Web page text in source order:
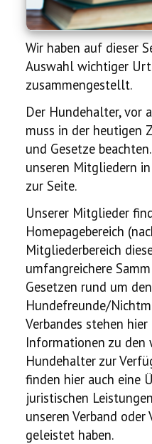
Termine
Neues
Wir haben auf dieser
Auswahl wichtiger
zusammengestellt.
Der Hundehalter, vor
muss in der heutigen
und Gesetze
unseren Mitgliedern
zur Seite.
Unserer Mitglieder
Homepagebereich
Mitgliederbereich
umfangreichere
Gesetzen rund um
Hundefreunde/
Verbandes stehen
Informationen zu
Hundehalter zur
finden hier auch eine
juristischen
unseren Verband
geleistet haben.